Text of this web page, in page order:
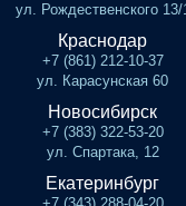
ул. Рождественского 13/
Краснодар
+7 (861) 212-10-37
ул. Карасунская 60
Новосибирск
+7 (383) 322-53-20
ул. Спартака, 12
Екатеринбург